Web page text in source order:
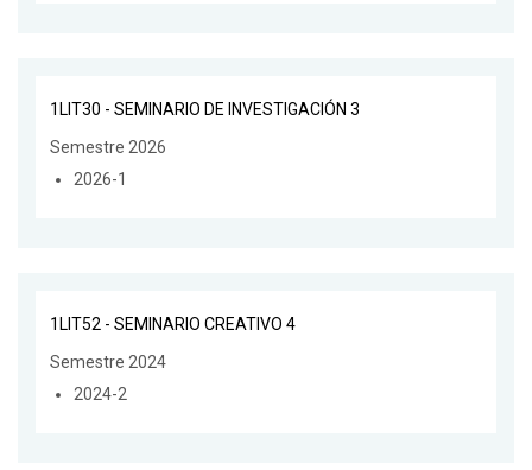
1LIT30 - SEMINARIO DE INVESTIGACIÓN 3
Semestre 2026
2026-1
1LIT52 - SEMINARIO CREATIVO 4
Semestre 2024
2024-2